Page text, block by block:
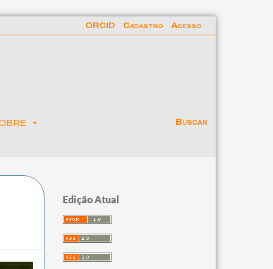
Buscar
ORCID Cadastro Acesso
Edição Atual